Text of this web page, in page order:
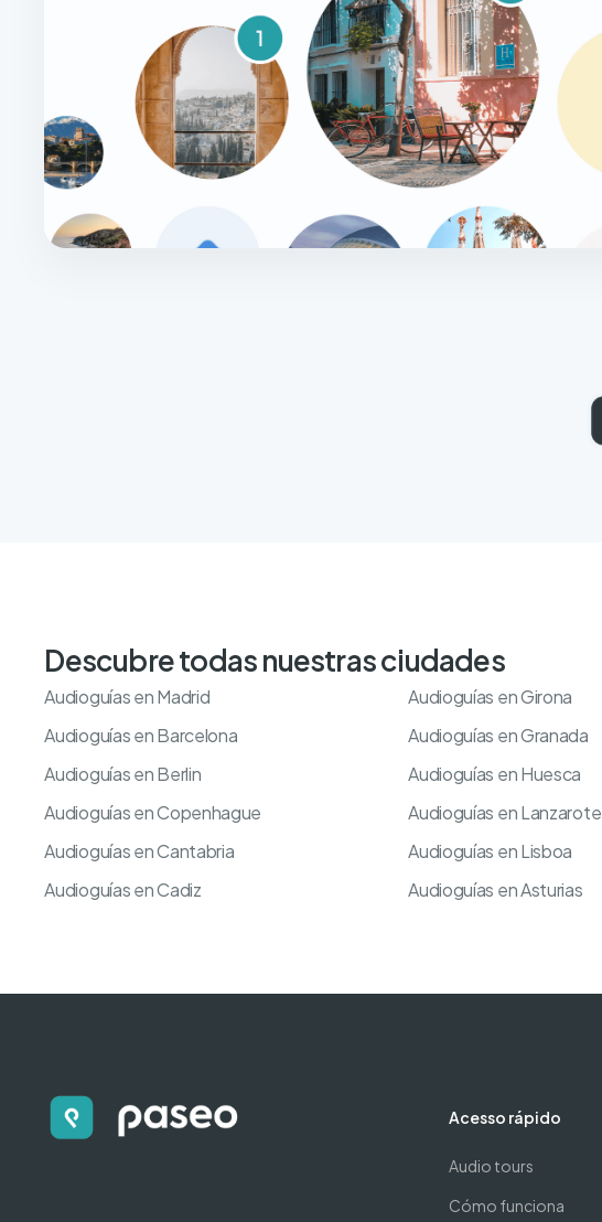
Descubre todas nuestras ciudades
Audioguías en Madrid
Audioguías en Barcelona
Audioguías en Berlin
Audioguías en Copenhague
Audioguías en Cantabria
Audioguías en Cadiz
Audioguías en Girona
Audioguías en Granada
Audioguías en Huesca
Audioguías en Lanzarote
Audioguías en Lisboa
Audioguías en Asturias
Acesso rápido
Audio tours
Cómo funciona